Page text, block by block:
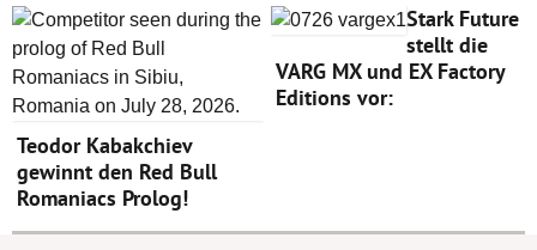
Teodor Kabakchiev
gewinnt den Red Bull
Romaniacs Prolog!
Stark Future
stellt die
VARG MX und EX Factory
Editions vor: